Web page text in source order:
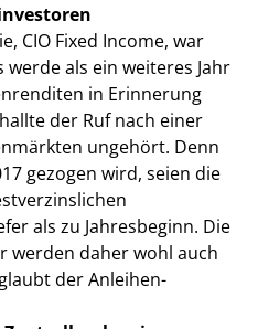
CIO Fixed Income, war
werde als ein weiteres Jahr
in Erinnerung
der Ruf nach einer
ungehört. Denn
gezogen wird, seien die
als zu Jahresbeginn. Die
werden daher wohl auch
der Anleihen-